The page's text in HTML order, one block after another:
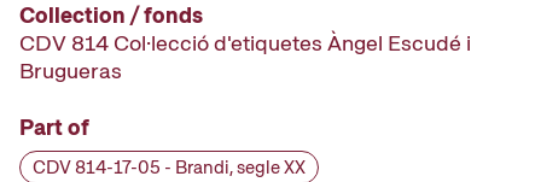
Collection / fonds
CDV 814 Col·lecció d'etiquetes Àngel Escudé i
Brugueras
Part of
CDV 814-17-05 - Brandi, segle XX